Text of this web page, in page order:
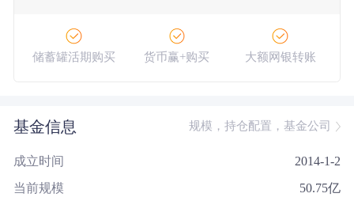
储蓄罐活期购买 货币赢+购买 大额网银转账
基金信息 规模，持仓配置，基金公司
成立时间 2014-1-2
当前规模 50.75亿